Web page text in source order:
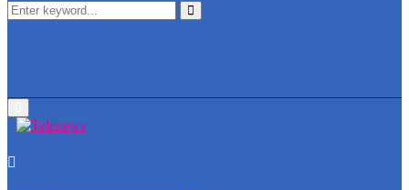
Search
Search
Menu